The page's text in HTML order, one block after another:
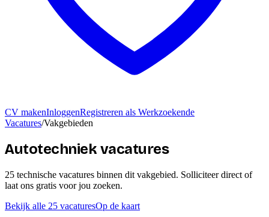
CV makenInloggenRegistreren als Werkzoekende
Vacatures/Vakgebieden
Autotechniek vacatures
25 technische vacatures binnen dit vakgebied. Solliciteer direct of
laat ons gratis voor jou zoeken.
Bekijk alle 25 vacaturesOp de kaart